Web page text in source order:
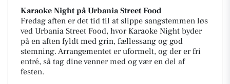
Karaoke Night på Urbania Street Food
Fredag aften er det tid til at slippe sangstemmen løs
ved Urbania Street Food, hvor Karaoke Night byder
på en aften fyldt med grin, fællessang og god
stemning. Arrangementet er uformelt, og der er fri
entré, så tag dine venner med og vær en del af
festen.